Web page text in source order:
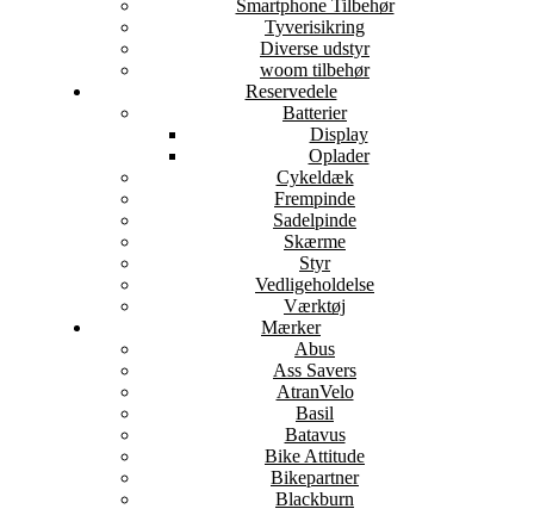
Smartphone Tilbehør
Tyverisikring
Diverse udstyr
woom tilbehør
Reservedele
Batterier
Display
Oplader
Cykeldæk
Frempinde
Sadelpinde
Skærme
Styr
Vedligeholdelse
Værktøj
Mærker
Abus
Ass Savers
AtranVelo
Basil
Batavus
Bike Attitude
Bikepartner
Blackburn